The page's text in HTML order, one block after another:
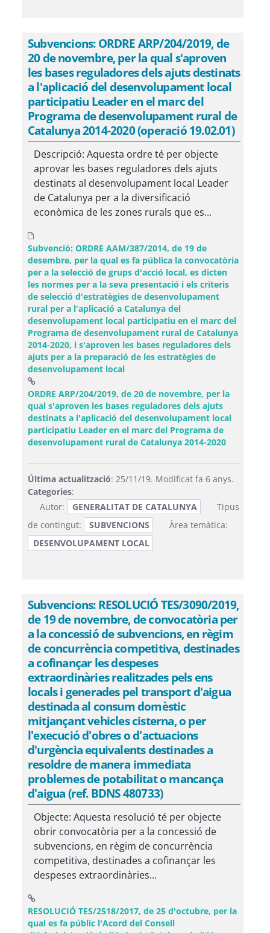
Subvencions: ORDRE ARP/204/2019, de
20 de novembre, per la qual s'aproven
les bases reguladores dels ajuts destinats
a l'aplicació del desenvolupament local
participatiu Leader en el marc del
Programa de desenvolupament rural de
Catalunya 2014-2020 (operació 19.02.01)
Descripció: Aquesta ordre té per objecte
aprovar les bases reguladores dels ajuts
destinats al desenvolupament local Leader
de Catalunya per a la diversificació
econòmica de les zones rurals que es...
Subvenció: ORDRE AAM/387/2014, de 19 de
desembre, per la qual es fa pública la convocatòria
per a la selecció de grups d'acció local, es dicten
les normes per a la seva presentació i els criteris
de selecció d'estratègies de desenvolupament
rural per a l'aplicació a Catalunya del
desenvolupament local participatiu en el marc del
Programa de desenvolupament rural de Catalunya
2014-2020, i s'aproven les bases reguladores dels
ajuts per a la preparació de les estratègies de
desenvolupament local
ORDRE ARP/204/2019, de 20 de novembre, per la
qual s'aproven les bases reguladores dels ajuts
destinats a l'aplicació del desenvolupament local
participatiu Leader en el marc del Programa de
desenvolupament rural de Catalunya 2014-2020(Obre
Última actualització: 25/11/19. Modificat fa 6 anys.
Categories:
Autor:
GENERALITAT DE CATALUNYA
Tipus
de contingut:
SUBVENCIONS
Àrea temàtica:
DESENVOLUPAMENT LOCAL
Subvencions: RESOLUCIÓ TES/3090/2019,
de 19 de novembre, de convocatòria per
a la concessió de subvencions, en règim
de concurrència competitiva, destinades
a cofinançar les despeses
extraordinàries realitzades pels ens
locals i generades pel transport d'aigua
destinada al consum domèstic
mitjançant vehicles cisterna, o per
l'execució d'obres o d'actuacions
d'urgència equivalents destinades a
resoldre de manera immediata
problemes de potabilitat o mancança
d'aigua (ref. BDNS 480733)
Objecte: Aquesta resolució té per objecte
obrir convocatòria per a la concessió de
subvencions, en règim de concurrència
competitiva, destinades a cofinançar les
despeses extraordinàries...
RESOLUCIÓ TES/2518/2017, de 25 d'octubre, per la
qual es fa públic l'Acord del Consell